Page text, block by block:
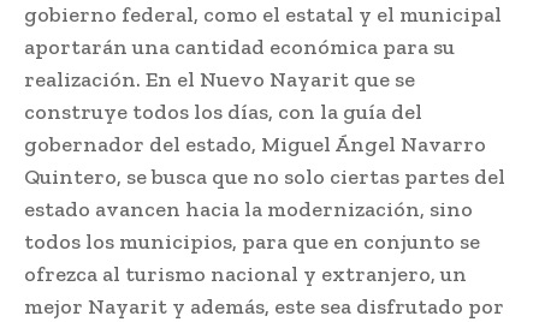
gobierno federal, como el estatal y el municipal
aportarán una cantidad económica para su
realización. En el Nuevo Nayarit que se
construye todos los días, con la guía del
gobernador del estado, Miguel Ángel Navarro
Quintero, se busca que no solo ciertas partes del
estado avancen hacia la modernización, sino
todos los municipios, para que en conjunto se
ofrezca al turismo nacional y extranjero, un
mejor Nayarit y además, este sea disfrutado por